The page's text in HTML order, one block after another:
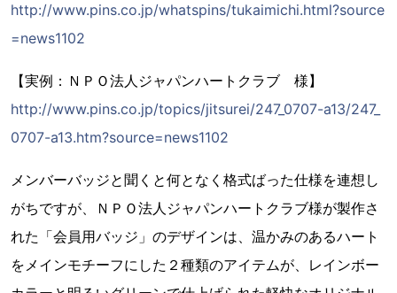
http://www.pins.co.jp/whatspins/tukaimichi.html?source
=news1102
【実例：ＮＰＯ法人ジャパンハートクラブ 様】
http://www.pins.co.jp/topics/jitsurei/247_0707-a13/247_
0707-a13.htm?source=news1102
メンバーバッジと聞くと何となく格式ばった仕様を連想し
がちですが、ＮＰＯ法人ジャパンハートクラブ様が製作さ
れた「会員用バッジ」のデザインは、温かみのあるハート
をメインモチーフにした２種類のアイテムが、レインボー